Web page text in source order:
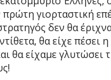
γιορταστική
δεν θα
θα είχε πέσει
θα είχαμε γλυτώσει